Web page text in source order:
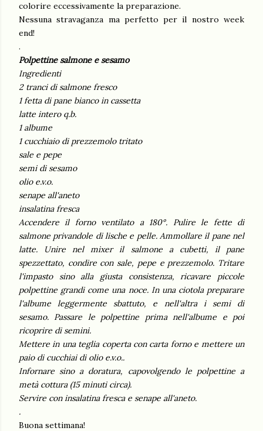
colorire eccessivamente la preparazione.
Nessuna stravaganza ma perfetto per il nostro week
end!
.
Polpettine salmone e sesamo
Ingredienti
2 tranci di salmone fresco
1 fetta di pane bianco in cassetta
latte intero q.b.
1 albume
1 cucchiaio di prezzemolo tritato
sale e pepe
semi di sesamo
olio e.v.o.
senape all'aneto
insalatina fresca
Accendere il forno ventilato a 180°. Pulire le fette di
salmone privandole di lische e pelle. Ammollare il pane nel
latte. Unire nel mixer il salmone a cubetti, il pane
spezzettato, condire con sale, pepe e prezzemolo. Tritare
l'impasto sino alla giusta consistenza, ricavare piccole
polpettine grandi come una noce. In una ciotola preparare
l'albume leggermente sbattuto, e nell'altra i semi di
sesamo. Passare le polpettine prima nell'albume e poi
ricoprire di semini.
Mettere in una teglia coperta con carta forno e mettere un
paio di cucchiai di olio e.v.o..
Infornare sino a doratura, capovolgendo le polpettine a
metà cottura (15 minuti circa).
Servire con insalatina fresca e senape all'aneto.
.
Buona settimana!